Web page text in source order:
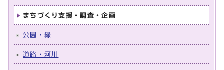
まちづくり支援・調査・企画
公園・緑
道路・河川